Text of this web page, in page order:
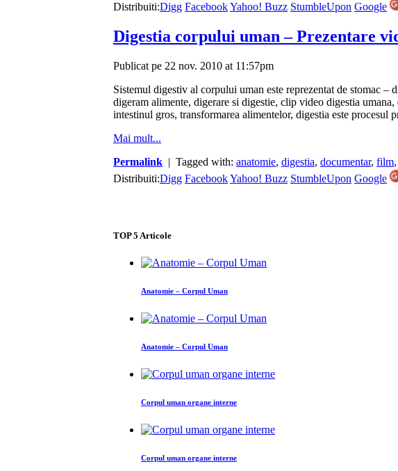
Distribuiti:Digg FacebookYahoo! Buzz StumbleUpon Google
Digestia corpului uman – Prezentare
Publicat pe 22 nov. 2010 at 11:57pm
Sistemul digestiv al corpului uman este reprezentat de stomac
digeram alimente, digerare si digestie, clip video digestia
intestinul gros, transformarea alimentelor, digestia este
Mai mult...
Permalink | Tagged with: anatomie, digestia, documentar, film,
Distribuiti:Digg FacebookYahoo! Buzz StumbleUpon Google
TOP5 Articole
Anatomie – Corpul Uman
Anatomie – Corpul Uman
Corpul uman organe interne
Corpul uman organe interne